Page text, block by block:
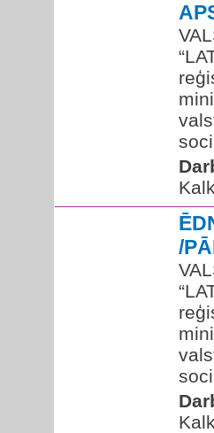
/